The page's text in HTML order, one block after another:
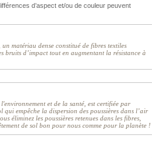
d’aspect et/ou de couleur peuvent
matériau dense constitué de fibres textiles
bruits d’impact tout en augmentant la résistance à
et de la santé, est certifiée par
empêche la dispersion des poussières dans l’air
éliminez les poussières retenues dans les fibres,
de sol bon pour nous comme pour la planète !